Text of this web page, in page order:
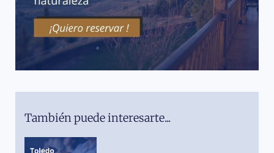
También puede interesarte...